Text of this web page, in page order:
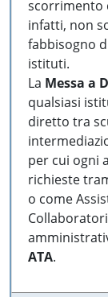
scorrimento
infatti, non
fabbisogno
istituti.
La Messa a
qualsiasi
diretto tra
per cui ogni
richieste
o come
ATA.